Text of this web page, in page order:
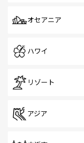
オセアニア
ハワイ
リゾート
アジア